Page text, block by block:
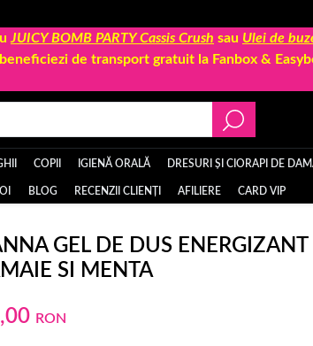
JUICY BOMB PARTY Cassis Crush sau Ulei de
beneficiezi de transport gratuit la Fanbox &
COPII IGIENĂ ORALĂ DRESURI ȘI CIORAPI DE
BLOG RECENZII CLIENȚI AFILIERE CARD VIP
GEL DE DUS ENERGIZANT
SI MENTA
RON